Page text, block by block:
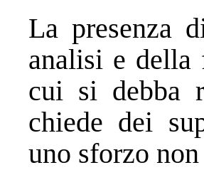
La presenza
analisi e della
cui si debba
chiede dei
uno sforzo